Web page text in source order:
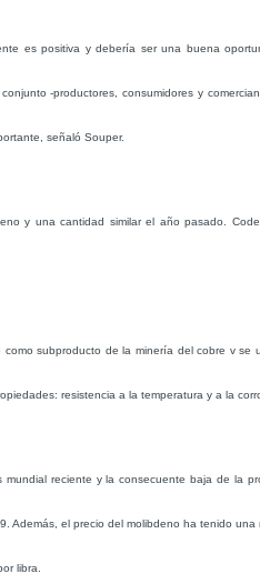
es positiva y debería ser una buena
-productores, consumidores y
señaló Souper.
y una cantidad similar el año pasado.
subproducto de la minería del cobre v se
resistencia a la temperatura y a la
reciente y la consecuente baja de la
Además, el precio del molibdeno ha tenido
libra.